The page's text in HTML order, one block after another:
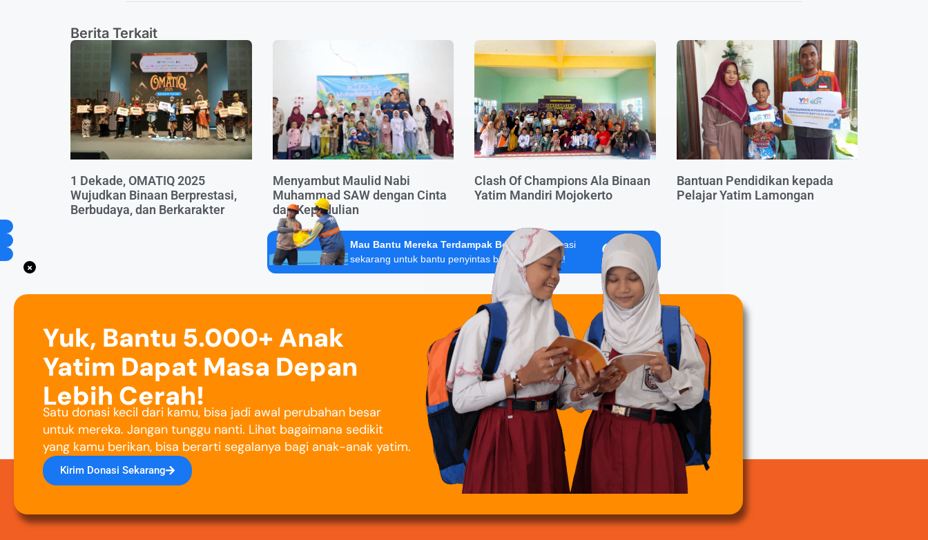
Berita Terkait
1 Dekade, OMATIQ 2025
Wujudkan Binaan Berprestasi,
Berbudaya, dan Berkarakter
Menyambut Maulid Nabi
Muhammad SAW dengan Cinta
dan Kepedulian
Clash Of Champions Ala Binaan
Yatim Mandiri Mojokerto
Bantuan Pendidikan kepada
Pelajar Yatim Lamongan
Mau Bantu Mereka Terdampak Bencana?
Donasi
sekarang untuk bantu penyintas banjir Sumatera!
Yuk, Bantu 5.000+ Anak
Yatim Dapat Masa Depan
Lebih Cerah!
Satu donasi kecil dari kamu, bisa jadi awal perubahan besar
untuk mereka. Jangan tunggu nanti. Lihat bagaimana sedikit
yang kamu berikan, bisa berarti segalanya bagi anak-anak yatim.
Kirim Donasi Sekarang